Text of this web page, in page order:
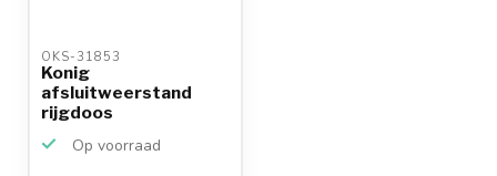
OKS-31853
Konig
afsluitweerstand
rijgdoos
Op voorraad